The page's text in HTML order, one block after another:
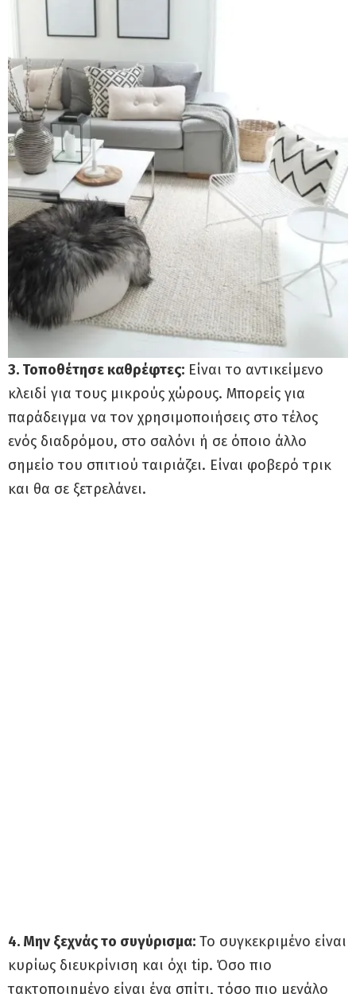
3. Τοποθέτησε καθρέφτες: Είναι το αντικείμενο
κλειδί για τους μικρούς χώρους. Μπορείς για
παράδειγμα να τον χρησιμοποιήσεις στο τέλος
ενός διαδρόμου, στο σαλόνι ή σε όποιο άλλο
σημείο του σπιτιού ταιριάζει. Είναι φοβερό τρικ
και θα σε ξετρελάνει.
4. Μην ξεχνάς το συγύρισμα: Το συγκεκριμένο είναι
κυρίως διευκρίνιση και όχι tip. Όσο πιο
τακτοποιημένο είναι ένα σπίτι, τόσο πιο μεγάλο